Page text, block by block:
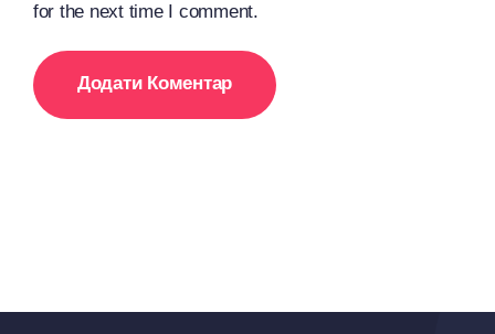
for the next time I comment.